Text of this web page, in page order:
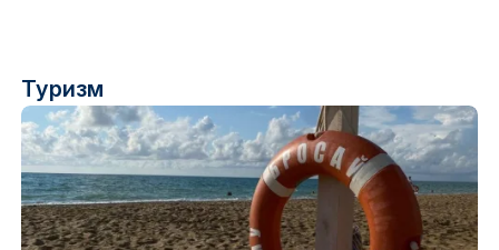
Туризм